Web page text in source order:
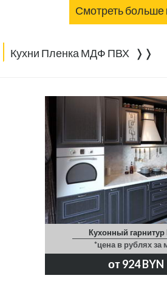
Смотреть больше
Кухни Пленка МДФ ПВХ ❭❭
Кухонный гарнитур
*цена в рублях за
от 924 BYN